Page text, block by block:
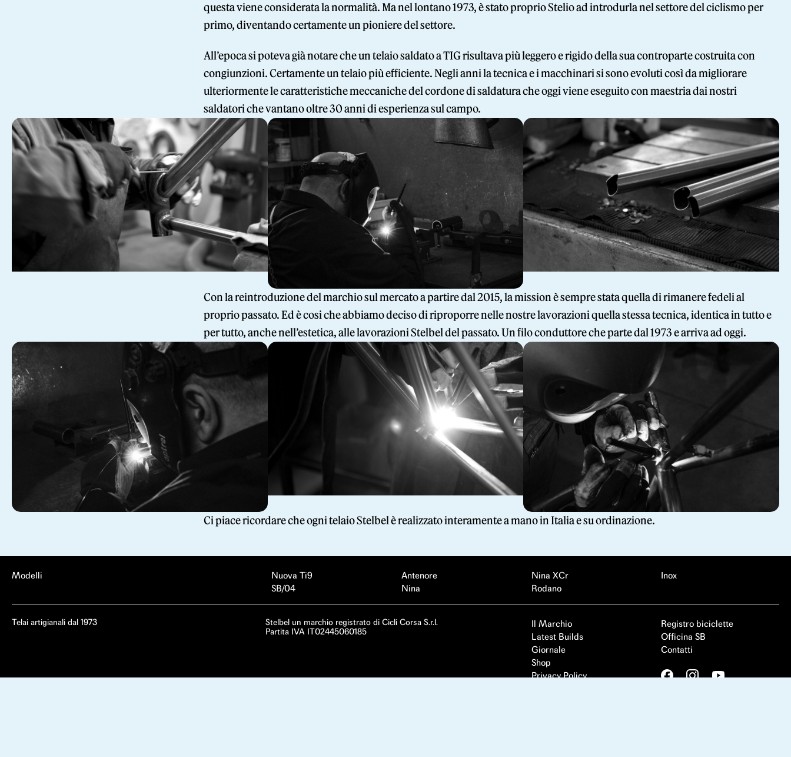
questa viene considerata la normalità. Ma nel lontano 1973, è stato proprio Stelio ad introdurla nel settore del ciclismo per
primo, diventando certamente un pioniere del settore.
All’epoca si poteva già notare che un telaio saldato a TIG risultava più leggero e rigido della sua controparte costruita con
congiunzioni. Certamente un telaio più efficiente. Negli anni la tecnica e i macchinari si sono evoluti così da migliorare
ulteriormente le caratteristiche meccaniche del cordone di saldatura che oggi viene eseguito con maestria dai nostri
saldatori che vantano oltre 30 anni di esperienza sul campo.
Con la reintroduzione del marchio sul mercato a partire dal 2015, la mission è sempre stata quella di rimanere fedeli al
proprio passato. Ed è cosi che abbiamo deciso di riproporre nelle nostre lavorazioni quella stessa tecnica, identica in tutto e
per tutto, anche nell’estetica, alle lavorazioni Stelbel del passato. Un filo conduttore che parte dal 1973 e arriva ad oggi.
Ci piace ricordare che ogni telaio Stelbel è realizzato interamente a mano in Italia e su ordinazione.
Modelli
Nuova Ti9
SB/04
Antenore
Nina
Nina XCr
Rodano
Inox
Il Marchio
Latest Builds
Giornale
Shop
Privacy Policy
Registro biciclette
Officina SB
Contatti
Telai artigianali dal 1973
Stelbel un marchio registrato di Cicli Corsa S.r.l.
Partita IVA IT02445060185